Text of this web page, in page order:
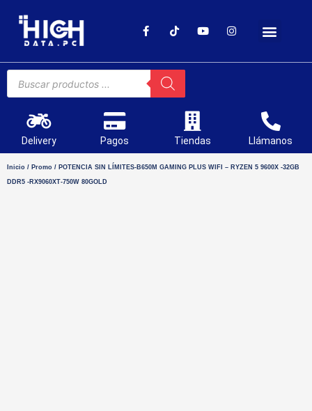
Delivery Pagos Tiendas Llámanos
Inicio / Promo / POTENCIA SIN LÍMITES-B650M GAMING PLUS WIFI – RYZEN 5 9600X -32GB
DDR5 -RX9060XT-750W 80GOLD